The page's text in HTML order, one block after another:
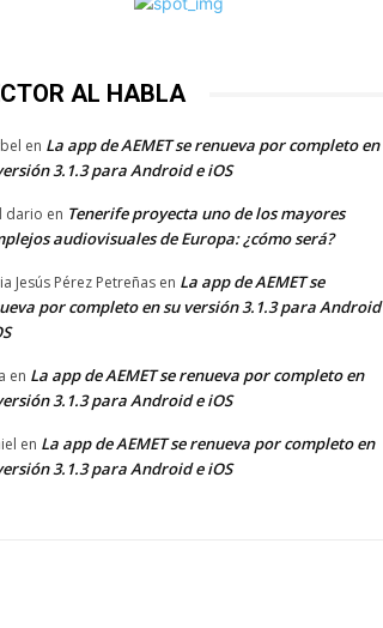
AL HABLA
en La app de AEMET se renueva por completo en
3.1.3 para Android e iOS
dario en Tenerife proyecta uno de los mayores
audiovisuales de Europa: ¿cómo será?
Jesús Pérez Petreñas en La app de AEMET se
por completo en su versión 3.1.3 para Android
en La app de AEMET se renueva por completo en
3.1.3 para Android e iOS
en La app de AEMET se renueva por completo en
3.1.3 para Android e iOS